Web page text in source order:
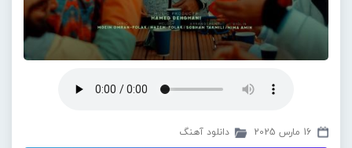
16 مارس 2025 دانلود آهنگ